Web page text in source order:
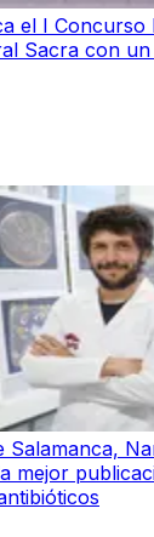
el I Concurso
Sacra con
Salamanca,
mejor